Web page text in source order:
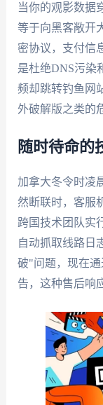
当你的观影数据
等于向黑客敞开
密协议，支付信
是杜绝DNS污染
频却跳转钓鱼网
外破解版之类的
随时待命的
加拿大冬令时凌
然断联时，客服
跨国技术团队实
自动抓取线路日
破"问题，现在
告，这种售后响